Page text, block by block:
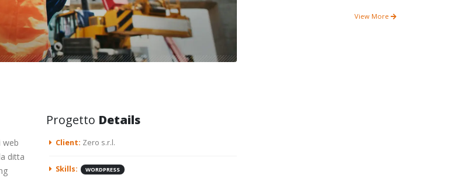
web
ditta
Progetto Details
Client: Zero s.r.l.
Skills: WORDPRESS
View More